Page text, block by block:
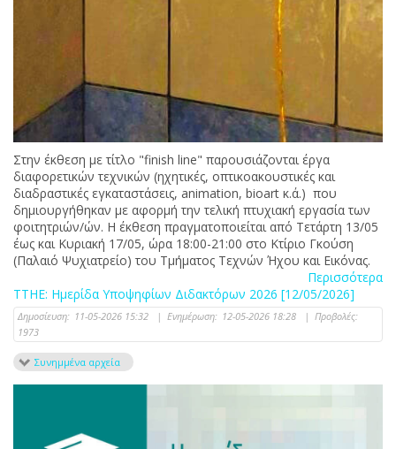
Στην έκθεση με τίτλο "finish line" παρουσιάζονται έργα
διαφορετικών τεχνικών (ηχητικές, οπτικοακουστικές και
διαδραστικές εγκαταστάσεις, animation, bioart κ.ά.) που
δημιουργήθηκαν με αφορμή την τελική πτυχιακή εργασία των
φοιτητριών/ών. Η έκθεση πραγματοποιείται από Τετάρτη 13/05
έως και Κυριακή 17/05, ώρα 18:00-21:00 στο Κτίριο Γκούση
(Παλαιό Ψυχιατρείο) του Τμήματος Τεχνών Ήχου και Εικόνας.
Περισσότερα
ΤΤΗΕ: Ημερίδα Υποψηφίων Διδακτόρων 2026 [12/05/2026]
Δημοσίευση: 11-05-2026 15:32 | Ενημέρωση: 12-05-2026 18:28 | Προβολές:
1973
Συνημμένα αρχεία